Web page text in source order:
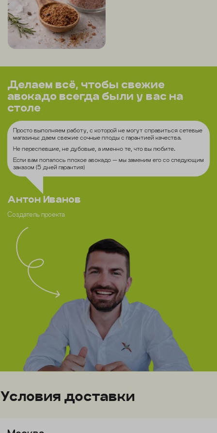
Делаем всё, чтобы свежие
авокадо всегда были у вас на
столе
Просто выполняем работу, с которой не могут справиться сетевые
магазины: даем свежие сочные плоды с гарантией качества.
Не переспевшие, не дубовые, а именно те, что вы любите.
Если вам попалось плохое авокадо — мы заменим его со следующим
заказом (5 дней гарантия)
Антон Иванов
Создатель проекта
Условия доставки